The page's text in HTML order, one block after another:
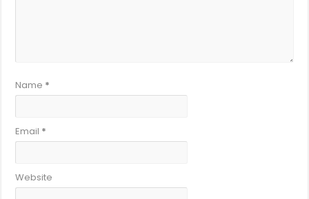
Name *
Email *
Website